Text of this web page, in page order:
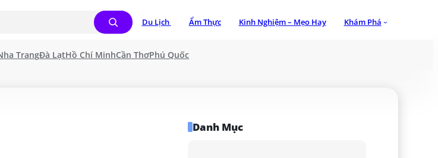
Du Lịch Ẩm Thực Kinh Nghiệm – Mẹo Hay Khám Phá
TrangĐà LạtHồ Chí MinhCần ThơPhú Quốc
Danh Mục